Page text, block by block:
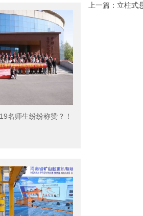
名师生纷纷称赞？！
上一篇： 立柱式